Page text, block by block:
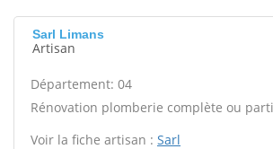
Sarl Limans
Artisan
Département: 04
Rénovation plomberie complète ou
Voir la fiche artisan : Sarl